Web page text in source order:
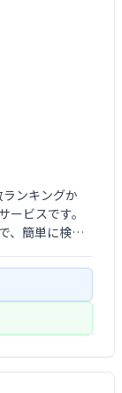
ンキングか
ビスです。
、簡単に検
適です。